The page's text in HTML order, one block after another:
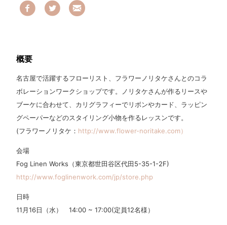
概要
名古屋で活躍するフローリスト、フラワーノリタケさんとのコラ
ボレーションワークショップです。ノリタケさんが作るリースや
ブーケに合わせて、カリグラフィーでリボンやカード、ラッピン
グペーパーなどのスタイリング小物を作るレッスンです。
(フラワーノリタケ： http://www.flower-noritake.com）
会場
Fog Linen Works（東京都世田谷区代田5-35-1-2F)
http://www.foglinenwork.com/jp/store.php
日時
11月16日（水） 14:00 ~ 17:00(定員12名様）